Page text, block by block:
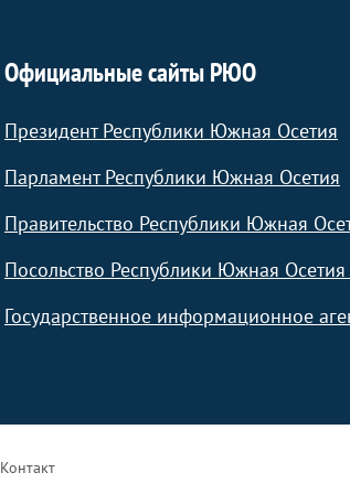
Официальные сайты РЮО
Президент Республики Южная Осетия
Парламент Республики Южная Осетия
Правительство Республики Южная
Посольство Республики Южная
Государственное информационное
Контакт